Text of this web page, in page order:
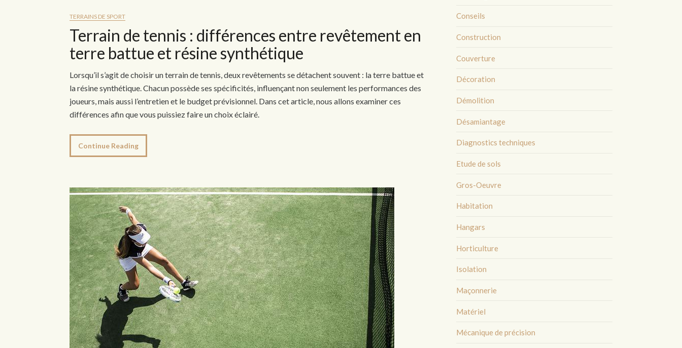
TERRAINS DE SPORT
Terrain de tennis : différences entre revêtement en
terre battue et résine synthétique
Lorsqu’il s’agit de choisir un terrain de tennis, deux revêtements se détachent souvent : la terre battue et
la résine synthétique. Chacun possède ses spécificités, influençant non seulement les performances des
joueurs, mais aussi l’entretien et le budget prévisionnel. Dans cet article, nous allons examiner ces
différences afin que vous puissiez faire un choix éclairé.
Continue Reading
Conseils
Construction
Couverture
Décoration
Démolition
Désamiantage
Diagnostics techniques
Etude de sols
Gros-Oeuvre
Habitation
Hangars
Horticulture
Isolation
Maçonnerie
Matériel
Mécanique de précision